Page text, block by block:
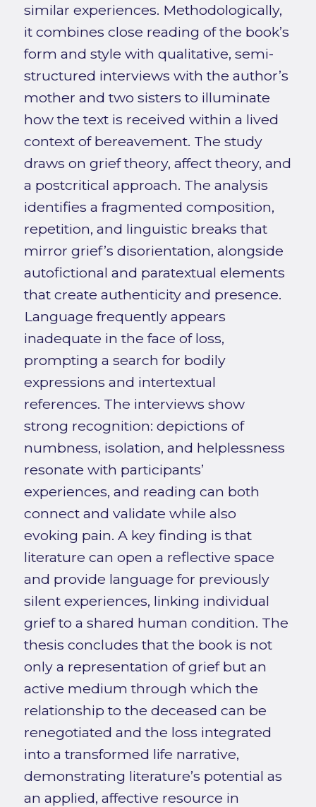
similar experiences. Methodologically,
it combines close reading of the book’s
form and style with qualitative, semi-
structured interviews with the author’s
mother and two sisters to illuminate
how the text is received within a lived
context of bereavement. The study
draws on grief theory, affect theory, and
a postcritical approach. The analysis
identifies a fragmented composition,
repetition, and linguistic breaks that
mirror grief’s disorientation, alongside
autofictional and paratextual elements
that create authenticity and presence.
Language frequently appears
inadequate in the face of loss,
prompting a search for bodily
expressions and intertextual
references. The interviews show
strong recognition: depictions of
numbness, isolation, and helplessness
resonate with participants’
experiences, and reading can both
connect and validate while also
evoking pain. A key finding is that
literature can open a reflective space
and provide language for previously
silent experiences, linking individual
grief to a shared human condition. The
thesis concludes that the book is not
only a representation of grief but an
active medium through which the
relationship to the deceased can be
renegotiated and the loss integrated
into a transformed life narrative,
demonstrating literature’s potential as
an applied, affective resource in